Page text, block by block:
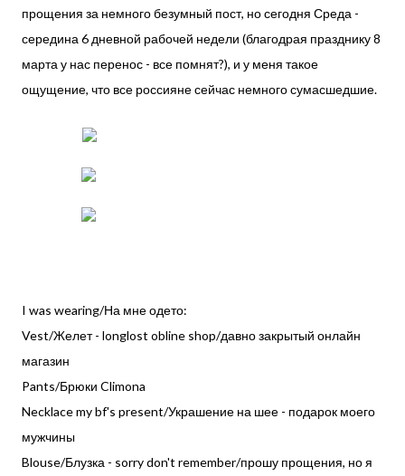
прощения за немного безумный пост, но сегодня Среда -
середина 6 дневной рабочей недели (благодрая празднику 8
марта у нас перенос - все помнят?), и у меня такое
ощущение, что все россияне сейчас немного сумасшедшие.
I was wearing/На мне одето:
Vest/Желет - longlost obline shop/давно закрытый онлайн
магазин
Pants/Брюки Climona
Necklace my bf's present/Украшение на шее - подарок моего
мужчины
Blouse/Блузка - sorry don't remember/прошу прощения, но я